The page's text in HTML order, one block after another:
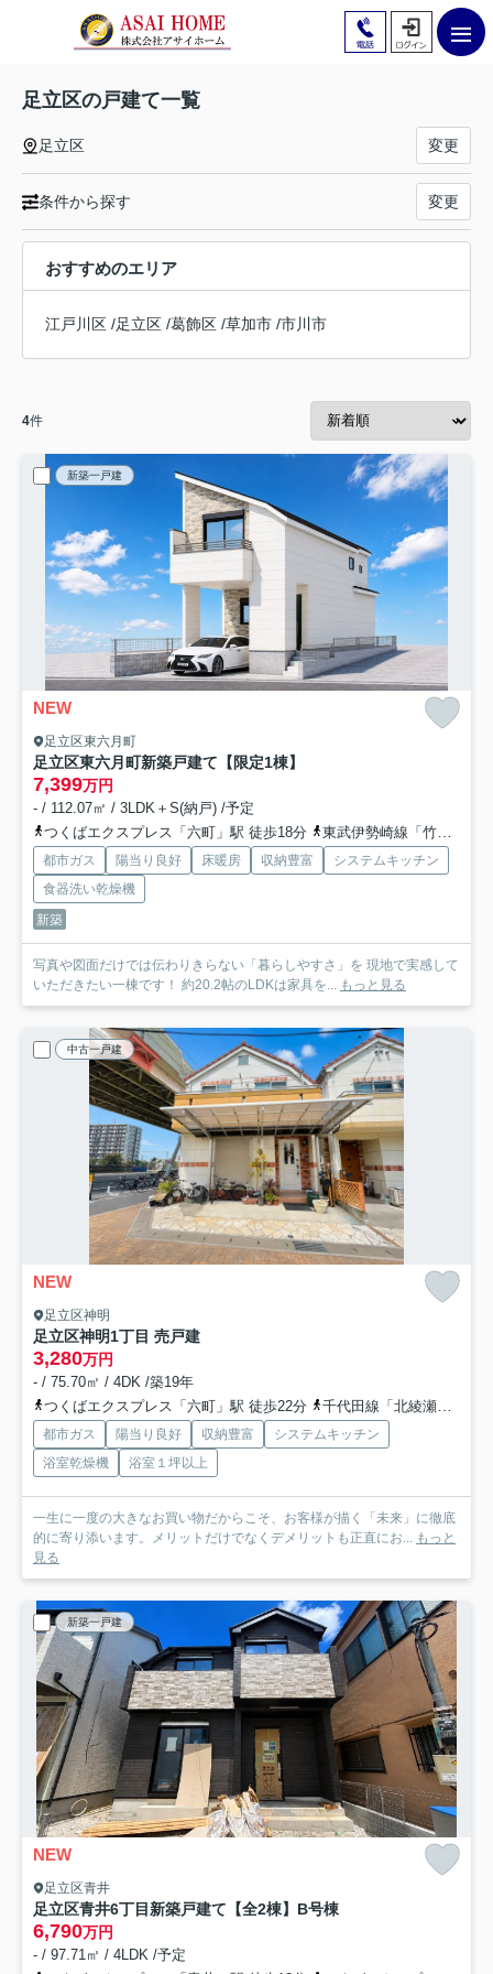
足立区の戸建て一覧
足立区 変更
条件から探す 変更
おすすめのエリア
江戸川区 /足立区 /葛飾区 /草加市 /市川市
4件
新築一戸建
NEW
足立区東六月町
足立区東六月町新築戸建て【限定1棟】
7,399万円
- / 112.07㎡ / 3LDK＋S(納戸) /予定
つくばエクスプレス「六町」駅 徒歩18分
東武伊勢崎線「竹ノ塚」駅 徒歩29分
都市ガス 陽当り良好 床暖房 収納豊富
システムキッチン
食器洗い乾燥機
新築
写真や図面だけでは伝わりきらない「暮らしやすさ」を 現地で実感して
いただきたい一棟です！ 約20.2帖のLDKは家具を... もっと見る
中古一戸建
NEW
足立区神明
足立区神明1丁目 売戸建
3,280万円
- / 75.70㎡ / 4DK /築19年
つくばエクスプレス「六町」駅 徒歩22分
千代田線「北綾瀬」駅 徒歩29分
都市ガス 陽当り良好 収納豊富
システムキッチン
浴室乾燥機
浴室１坪以上
一生に一度の大きなお買い物だからこそ、お客様が描く「未来」に徹底
的に寄り添います。メリットだけでなくデメリットも正直にお... もっと
見る
新築一戸建
NEW
足立区青井
足立区青井6丁目新築戸建て【全2棟】 B号棟
6,790万円
- / 97.71㎡ / 4LDK /予定